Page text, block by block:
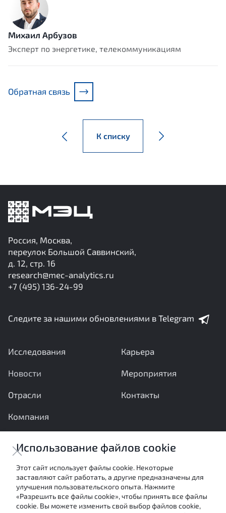
Михаил Арбузов
Эксперт по энергетике, телекоммуникациям
Обратная связь
К списку
Россия, Москва,
переулок Большой Саввинский,
д. 12, стр. 16
research@mec-analytics.ru
+7 (495) 136-24-99
Следите за нашими обновлениями в Telegram
Исследования
Новости
Отрасли
Компания
Карьера
Мероприятия
Контакты
Отправить сообщение
Настоящие материалы являются собственностью
АНО «Межотраслевой экспертный центр» и не могут
быть использованы в каких-либо целях (в том числе
Использование файлов cookie
Этот сайт использует файлы cookie. Некоторые
заставляют сайт работать, а другие предназначены для
улучшения пользовательского опыта. Нажмите
«Разрешить все файлы cookie», чтобы принять все файлы
cookie. Вы можете изменить свой выбор файлов cookie,